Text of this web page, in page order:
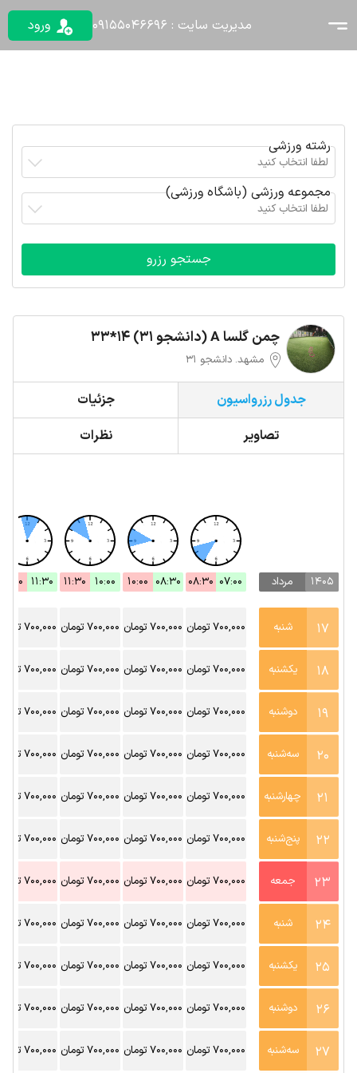
مدیریت سایت : 09155046696 ورود
رشته ورزشی
لطفا انتخاب کنید
مجموعه ورزشی (باشگاه ورزشی)
لطفا انتخاب کنید
چمن گلسا A (دانشجو 31) 14*33
مشهد. دانشجو 31
جدول رزرواسیون
جزئیات
تصاویر
نظرات
1405 مرداد 07:00
08:30
08:30
10:00
10:00
11:30
11:30
13:00
17 شنبه
18 یکشنبه
19 دوشنبه
20 سه‌شنبه
21 چهارشنبه
22 پنج‌شنبه
23 جمعه
24 شنبه
25 یکشنبه
26 دوشنبه
27 سه‌شنبه
700,000 تومان 700,000 تومان 700,000 تومان 700,000 تومان
700,000 تومان 700,000 تومان 700,000 تومان 700,000 تومان
700,000 تومان 700,000 تومان 700,000 تومان 700,000 تومان
700,000 تومان 700,000 تومان 700,000 تومان 700,000 تومان
700,000 تومان 700,000 تومان 700,000 تومان 700,000 تومان
700,000 تومان 700,000 تومان 700,000 تومان 700,000 تومان
700,000 تومان 700,000 تومان 700,000 تومان 700,000 تومان
700,000 تومان 700,000 تومان 700,000 تومان 700,000 تومان
700,000 تومان 700,000 تومان 700,000 تومان 700,000 تومان
700,000 تومان 700,000 تومان 700,000 تومان 700,000 تومان
700,000 تومان 700,000 تومان 700,000 تومان 700,000 تومان